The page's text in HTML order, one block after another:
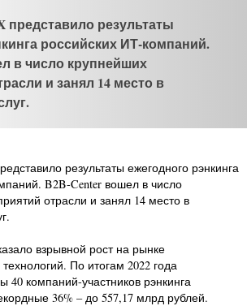
представило результаты
российских ИТ-компаний.
в число крупнейших
и занял 14 место в
результаты ежегодного рэнкинга
B2B-Center вошел в число
отрасли и занял 14 место в
взрывной рост на рынке
По итогам 2022 года
компаний-участников рэнкинга
36% – до 557,17 млрд рублей.